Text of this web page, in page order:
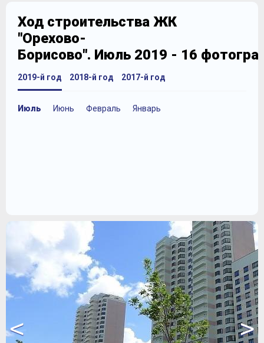
Ход строительства ЖК
"Орехово-
Борисово". Июль 2019 - 16
2019-й год
Июль Июнь Февраль Январь
2018-й год 2017-й год
< >